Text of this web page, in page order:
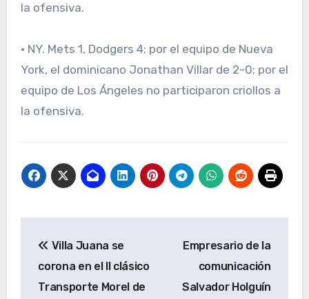
la ofensiva.
· NY. Mets 1, Dodgers 4; por el equipo de Nueva
York, el dominicano Jonathan Villar de 2-0; por el
equipo de Los Ángeles no participaron criollos a
la ofensiva.
de
entradas
Villa Juana se
corona en el II clásico
Transporte Morel de
Empresario de la
comunicación
Salvador Holguín